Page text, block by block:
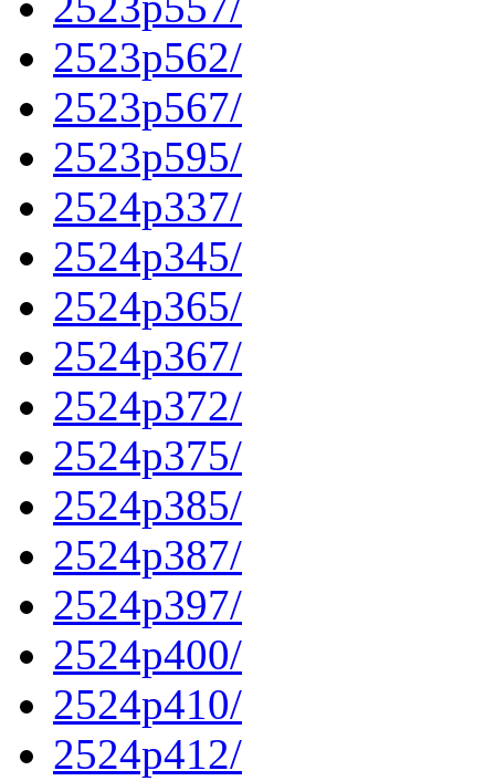
2523p562/
2523p567/
2523p595/
2524p337/
2524p345/
2524p365/
2524p367/
2524p372/
2524p375/
2524p385/
2524p387/
2524p397/
2524p400/
2524p410/
2524p412/